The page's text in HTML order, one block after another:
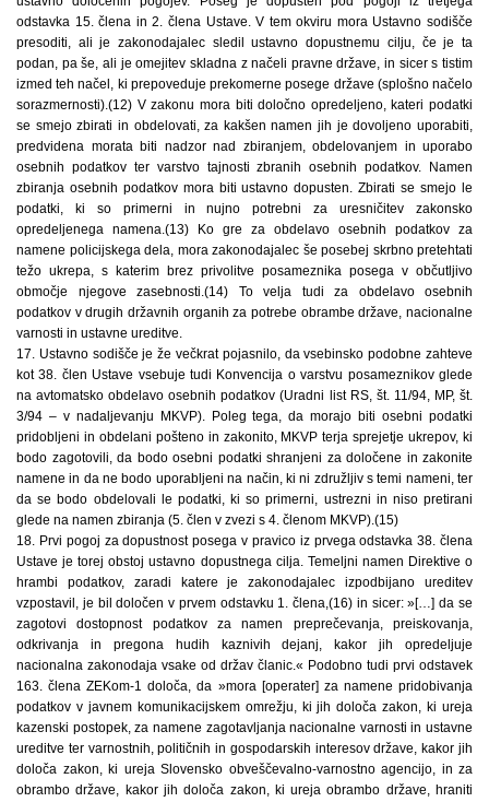
odstavka 15. člena in 2. člena Ustave. V tem okviru mora Ustavno sodišče
presoditi, ali je zakonodajalec sledil ustavno dopustnemu cilju, če je ta
podan, pa še, ali je omejitev skladna z načeli pravne države, in sicer s tistim
izmed teh načel, ki prepoveduje prekomerne posege države (splošno načelo
sorazmernosti).(12) V zakonu mora biti določno opredeljeno, kateri podatki
se smejo zbirati in obdelovati, za kakšen namen jih je dovoljeno uporabiti,
predvidena morata biti nadzor nad zbiranjem, obdelovanjem in uporabo
osebnih podatkov ter varstvo tajnosti zbranih osebnih podatkov. Namen
zbiranja osebnih podatkov mora biti ustavno dopusten. Zbirati se smejo le
podatki, ki so primerni in nujno potrebni za uresničitev zakonsko
opredeljenega namena.(13) Ko gre za obdelavo osebnih podatkov za
namene policijskega dela, mora zakonodajalec še posebej skrbno pretehtati
težo ukrepa, s katerim brez privolitve posameznika posega v občutljivo
območje njegove zasebnosti.(14) To velja tudi za obdelavo osebnih
podatkov v drugih državnih organih za potrebe obrambe države, nacionalne
varnosti in ustavne ureditve.
17. Ustavno sodišče je že večkrat pojasnilo, da vsebinsko podobne zahteve
kot 38. člen Ustave vsebuje tudi Konvencija o varstvu posameznikov glede
na avtomatsko obdelavo osebnih podatkov (Uradni list RS, št. 11/94, MP, št.
3/94 – v nadaljevanju MKVP). Poleg tega, da morajo biti osebni podatki
pridobljeni in obdelani pošteno in zakonito, MKVP terja sprejetje ukrepov, ki
bodo zagotovili, da bodo osebni podatki shranjeni za določene in zakonite
namene in da ne bodo uporabljeni na način, ki ni združljiv s temi nameni, ter
da se bodo obdelovali le podatki, ki so primerni, ustrezni in niso pretirani
glede na namen zbiranja (5. člen v zvezi s 4. členom MKVP).(15)
18. Prvi pogoj za dopustnost posega v pravico iz prvega odstavka 38. člena
Ustave je torej obstoj ustavno dopustnega cilja. Temeljni namen Direktive o
hrambi podatkov, zaradi katere je zakonodajalec izpodbijano ureditev
vzpostavil, je bil določen v prvem odstavku 1. člena,(16) in sicer: »[…] da se
zagotovi dostopnost podatkov za namen preprečevanja, preiskovanja,
odkrivanja in pregona hudih kaznivih dejanj, kakor jih opredeljuje
nacionalna zakonodaja vsake od držav članic.« Podobno tudi prvi odstavek
163. člena ZEKom-1 določa, da »mora [operater] za namene pridobivanja
podatkov v javnem komunikacijskem omrežju, ki jih določa zakon, ki ureja
kazenski postopek, za namene zagotavljanja nacionalne varnosti in ustavne
ureditve ter varnostnih, političnih in gospodarskih interesov države, kakor jih
določa zakon, ki ureja Slovensko obveščevalno-varnostno agencijo, in za
obrambo države, kakor jih določa zakon, ki ureja obrambo države, hraniti